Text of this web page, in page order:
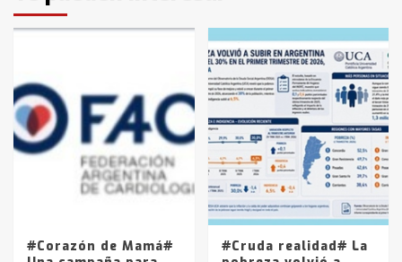
3
en la mañana del lunes
4
Accidente en Ruta 5: falleció un
joven de Trenque Lauquen
Los precios de los combustibles en
La Pampa, desde YPF hasta Axion
entre 857 a 1338 pesos
#Corazón de Mamá#
#Cruda realidad# La